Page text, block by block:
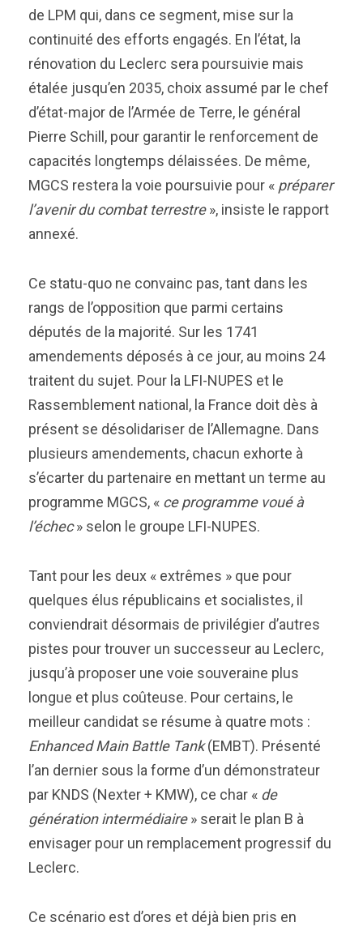
de LPM qui, dans ce segment, mise sur la
continuité des efforts engagés. En l’état, la
rénovation du Leclerc sera poursuivie mais
étalée jusqu’en 2035, choix assumé par le chef
d’état-major de l’Armée de Terre, le général
Pierre Schill, pour garantir le renforcement de
capacités longtemps délaissées. De même,
MGCS restera la voie poursuivie pour « préparer
l’avenir du combat terrestre», insiste le rapport
annexé.
Ce statu-quo ne convainc pas, tant dans les
rangs de l’opposition que parmi certains
députés de la majorité. Sur les 1741
amendements déposés à ce jour, au moins 24
traitent du sujet. Pour la LFI-NUPES et le
Rassemblement national, la France doit dès à
présent se désolidariser de l’Allemagne. Dans
plusieurs amendements, chacun exhorte à
s’écarter du partenaire en mettant un terme au
programme MGCS, « ce programme voué à
l’échec» selon le groupe LFI-NUPES.
Tant pour les deux « extrêmes » que pour
quelques élus républicains et socialistes, il
conviendrait désormais de privilégier d’autres
pistes pour trouver un successeur au Leclerc,
jusqu’à proposer une voie souveraine plus
longue et plus coûteuse. Pour certains, le
meilleur candidat se résume à quatre mots :
Enhanced Main Battle Tank(EMBT). Présenté
l’an dernier sous la forme d’un démonstrateur
par KNDS (Nexter + KMW), ce char « de
génération intermédiaire» serait le plan B à
envisager pour un remplacement progressif du
Leclerc.
Ce scénario est d’ores et déjà bien pris en